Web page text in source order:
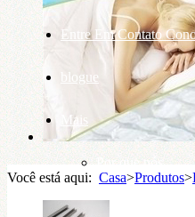
Entre Em Contato
blogue
Mais
Por que nós
base de
Você está aqui: Casa>Produtos>